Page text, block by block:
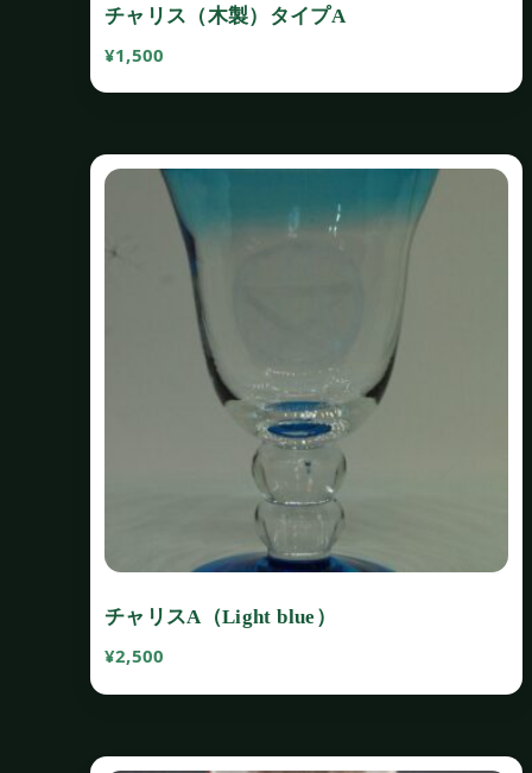
チャリス（木製）タイプA
¥1,500
チャリスA（Light blue）
¥2,500